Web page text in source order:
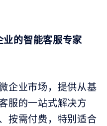
的智能客服专家
企业市场，提供从基
服的一站式解决方
按需付费，特别适合